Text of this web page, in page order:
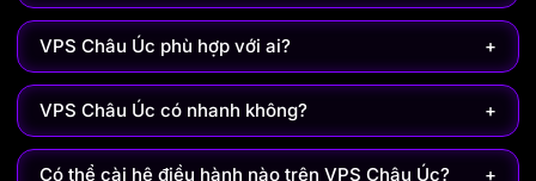
VPS Châu Úc phù hợp với ai? +
VPS Châu Úc có nhanh không? +
Có thể cài hệ điều hành nào trên VPS Châu Úc? +